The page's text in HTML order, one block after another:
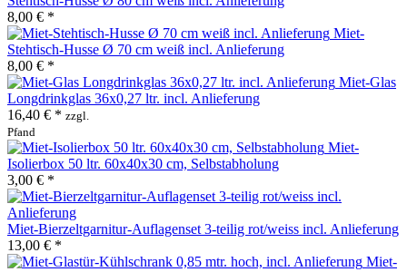
8,00 € *
Miet-
Stehtisch-Husse Ø 70 cm weiß incl. Anlieferung
8,00 € *
Miet-Glas
Longdrinkglas 36x0,27 ltr. incl. Anlieferung
16,40 € * zzgl.
Pfand
Miet-
Isolierbox 50 ltr. 60x40x30 cm, Selbstabholung
3,00 € *
Miet-Bierzeltgarnitur-Auflagenset 3-teilig rot/weiss incl. Anlieferung
13,00 € *
Miet-